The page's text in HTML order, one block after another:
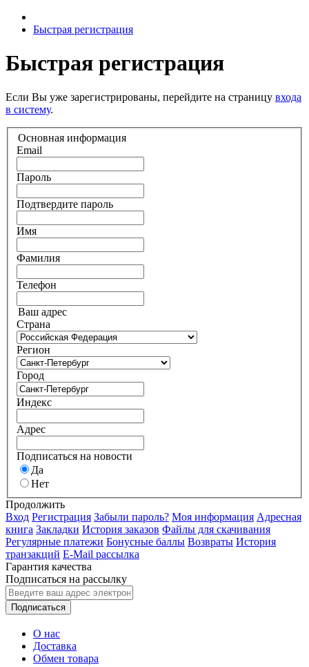
Быстрая регистрация
Быстрая регистрация
Если Вы уже зарегистрированы, перейдите на страницу входа
в систему.
Основная информация
Email
Пароль
Подтвердите пароль
Имя
Фамилия
Телефон
Ваш адрес
Страна
Регион
Город
Индекс
Адрес
Подписаться на новости
Да
Нет
Продолжить
Вход Регистрация Забыли пароль? Моя информация Адресная
книга Закладки История заказов Файлы для скачивания
Регулярные платежи Бонусные баллы Возвраты История
транзакций E-Mail рассылка
Гарантия качества
Подписаться на рассылку
Подписаться
О нас
Доставка
Обмен товара